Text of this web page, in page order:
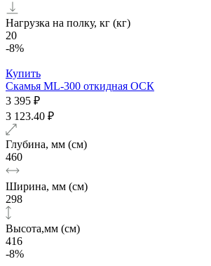
Нагрузка на полку, кг (кг)
20
-8%
Купить
Скамья ML-300 откидная ОСК
3 395 ₽
3 123.40 ₽
Глубина, мм (см)
460
Ширина, мм (см)
298
Высота,мм (см)
416
-8%